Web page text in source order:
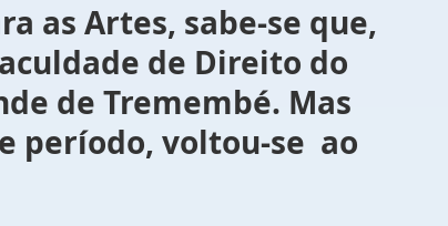
sabe-se que,
de Direito do
de Tremembé. Mas
período, voltou-se ao